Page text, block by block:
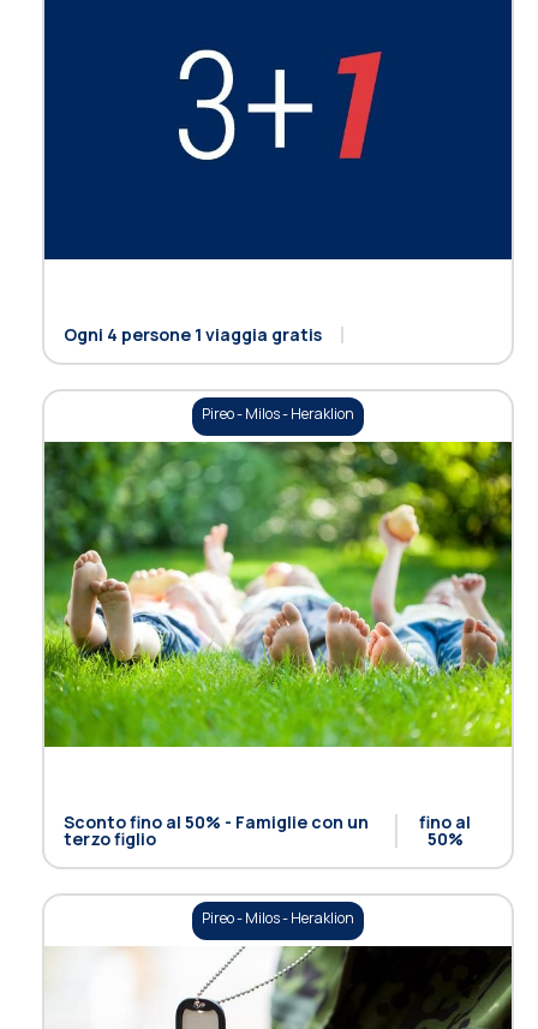
Ogni 4 persone 1 viaggia gratis
Pireo - Milos - Heraklion
Sconto fino al 50% - Famiglie con un
terzo figlio
fino al
50%
Pireo - Milos - Heraklion